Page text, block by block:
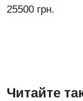
25500 грн.
Читайте